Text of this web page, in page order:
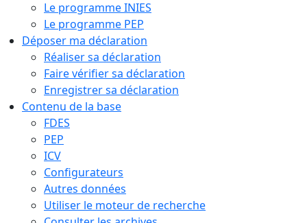
Le programme INIES
Le programme PEP
Déposer ma déclaration
Réaliser sa déclaration
Faire vérifier sa déclaration
Enregistrer sa déclaration
Contenu de la base
FDES
PEP
ICV
Configurateurs
Autres données
Utiliser le moteur de recherche